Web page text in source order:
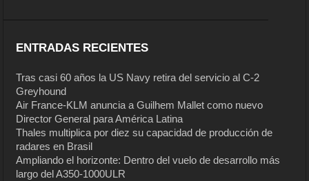
ENTRADAS RECIENTES
Tras casi 60 años la US Navy retira del servicio al C-2
Greyhound
Air France-KLM anuncia a Guilhem Mallet como nuevo
Director General para América Latina
Thales multiplica por diez su capacidad de producción de
radares en Brasil
Ampliando el horizonte: Dentro del vuelo de desarrollo más
largo del A350-1000ULR